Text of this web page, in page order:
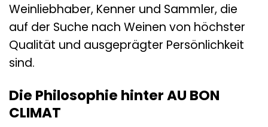
Weinliebhaber, Kenner und Sammler, die
auf der Suche nach Weinen von höchster
Qualität und ausgeprägter Persönlichkeit
sind.
Die Philosophie hinter AU BON
CLIMAT